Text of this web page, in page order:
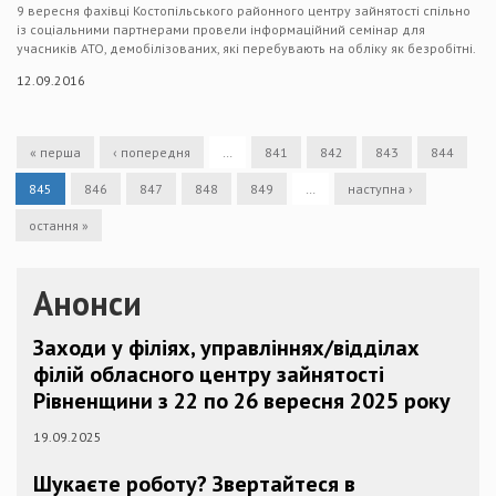
9 вересня фахівці Костопільського районного центру зайнятості спільно
із соціальними партнерами провели інформаційний семінар для
учасників АТО, демобілізованих, які перебувають на обліку як безробітні.
12.09.2016
« перша ‹ попередня 841 842 843 844
845 846 847 848 849 наступна ›
остання »
Анонси
Заходи у філіях, управліннях/відділах
філій обласного центру зайнятості
Рівненщини з 22 по 26 вересня 2025 року
19.09.2025
Шукаєте роботу? Звертайтеся в